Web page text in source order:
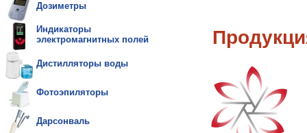
Дозиметры
Индикаторы
электромагнитных полей
Дистилляторы воды
Фотоэпиляторы
Дарсонваль